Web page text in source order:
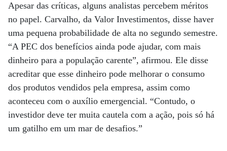
Apesar das críticas, alguns analistas percebem méritos
no papel. Carvalho, da Valor Investimentos, disse haver
uma pequena probabilidade de alta no segundo semestre.
“A PEC dos benefícios ainda pode ajudar, com mais
dinheiro para a população carente”, afirmou. Ele disse
acreditar que esse dinheiro pode melhorar o consumo
dos produtos vendidos pela empresa, assim como
aconteceu com o auxílio emergencial. “Contudo, o
investidor deve ter muita cautela com a ação, pois só há
um gatilho em um mar de desafios.”